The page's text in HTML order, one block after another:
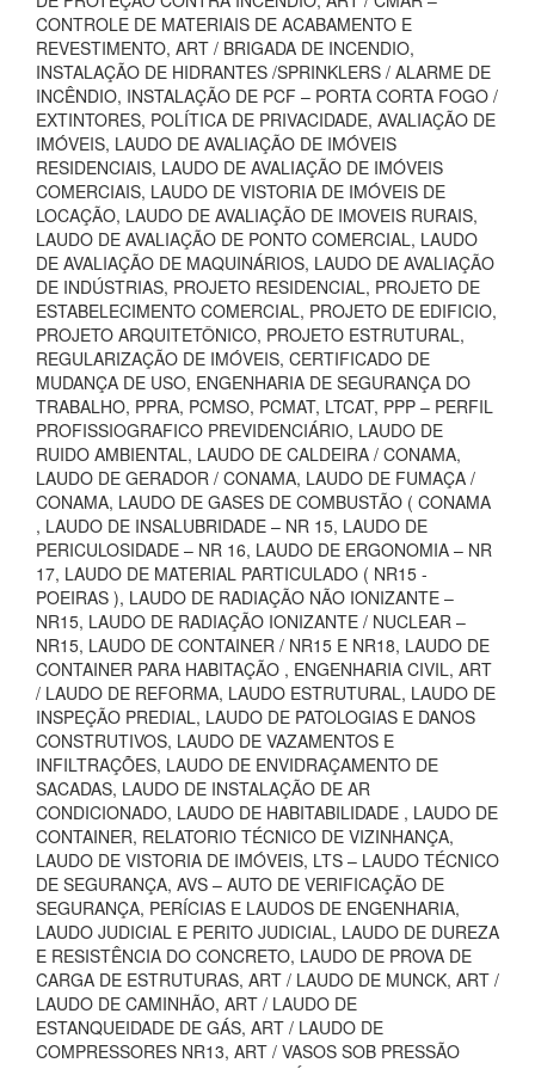
CONTROLE DE MATERIAIS DE ACABAMENTO E
REVESTIMENTO, ART / BRIGADA DE INCENDIO,
INSTALAÇÃO DE HIDRANTES /SPRINKLERS / ALARME DE
INCÊNDIO, INSTALAÇÃO DE PCF – PORTA CORTA FOGO /
EXTINTORES, POLÍTICA DE PRIVACIDADE, AVALIAÇÃO DE
IMÓVEIS, LAUDO DE AVALIAÇÃO DE IMÓVEIS
RESIDENCIAIS, LAUDO DE AVALIAÇÃO DE IMÓVEIS
COMERCIAIS, LAUDO DE VISTORIA DE IMÓVEIS DE
LOCAÇÃO, LAUDO DE AVALIAÇÃO DE IMOVEIS RURAIS,
LAUDO DE AVALIAÇÃO DE PONTO COMERCIAL, LAUDO
DE AVALIAÇÃO DE MAQUINÁRIOS, LAUDO DE AVALIAÇÃO
DE INDÚSTRIAS, PROJETO RESIDENCIAL, PROJETO DE
ESTABELECIMENTO COMERCIAL, PROJETO DE EDIFICIO,
PROJETO ARQUITETÔNICO, PROJETO ESTRUTURAL,
REGULARIZAÇÃO DE IMÓVEIS, CERTIFICADO DE
MUDANÇA DE USO, ENGENHARIA DE SEGURANÇA DO
TRABALHO, PPRA, PCMSO, PCMAT, LTCAT, PPP – PERFIL
PROFISSIOGRAFICO PREVIDENCIÁRIO, LAUDO DE
RUIDO AMBIENTAL, LAUDO DE CALDEIRA / CONAMA,
LAUDO DE GERADOR / CONAMA, LAUDO DE FUMAÇA /
CONAMA, LAUDO DE GASES DE COMBUSTÃO ( CONAMA
, LAUDO DE INSALUBRIDADE – NR 15, LAUDO DE
PERICULOSIDADE – NR 16, LAUDO DE ERGONOMIA – NR
17, LAUDO DE MATERIAL PARTICULADO ( NR15 -
POEIRAS ), LAUDO DE RADIAÇÃO NÃO IONIZANTE –
NR15, LAUDO DE RADIAÇÃO IONIZANTE / NUCLEAR –
NR15, LAUDO DE CONTAINER / NR15 E NR18, LAUDO DE
CONTAINER PARA HABITAÇÃO , ENGENHARIA CIVIL, ART
/ LAUDO DE REFORMA, LAUDO ESTRUTURAL, LAUDO DE
INSPEÇÃO PREDIAL, LAUDO DE PATOLOGIAS E DANOS
CONSTRUTIVOS, LAUDO DE VAZAMENTOS E
INFILTRAÇÕES, LAUDO DE ENVIDRAÇAMENTO DE
SACADAS, LAUDO DE INSTALAÇÃO DE AR
CONDICIONADO, LAUDO DE HABITABILIDADE , LAUDO DE
CONTAINER, RELATORIO TÉCNICO DE VIZINHANÇA,
LAUDO DE VISTORIA DE IMÓVEIS, LTS – LAUDO TÉCNICO
DE SEGURANÇA, AVS – AUTO DE VERIFICAÇÃO DE
SEGURANÇA, PERÍCIAS E LAUDOS DE ENGENHARIA,
LAUDO JUDICIAL E PERITO JUDICIAL, LAUDO DE DUREZA
E RESISTÊNCIA DO CONCRETO, LAUDO DE PROVA DE
CARGA DE ESTRUTURAS, ART / LAUDO DE MUNCK, ART /
LAUDO DE CAMINHÃO, ART / LAUDO DE
ESTANQUEIDADE DE GÁS, ART / LAUDO DE
COMPRESSORES NR13, ART / VASOS SOB PRESSÃO